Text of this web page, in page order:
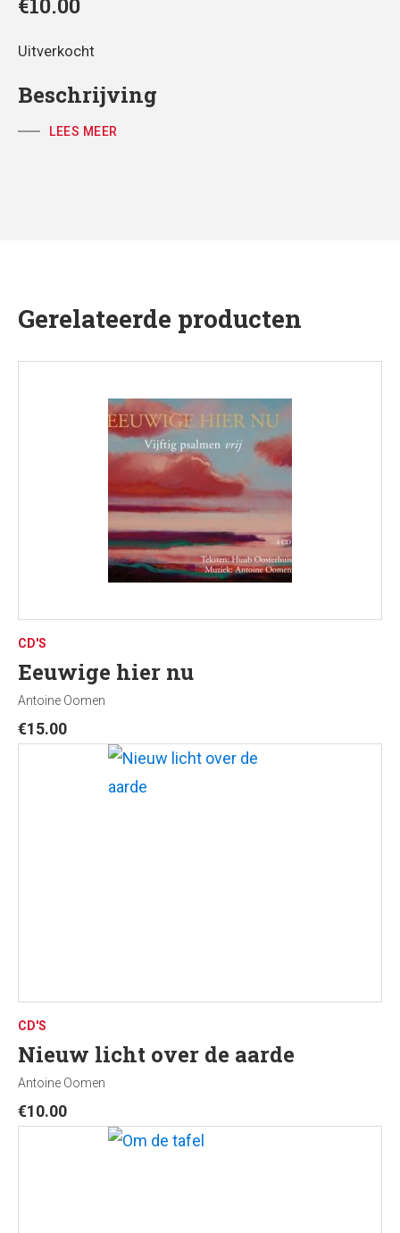
Uitverkocht
Beschrijving
LEES MEER
Gerelateerde producten
CD'S
Eeuwige hier nu
Antoine Oomen
€15.00
CD'S
Nieuw licht over de aarde
Antoine Oomen
€10.00